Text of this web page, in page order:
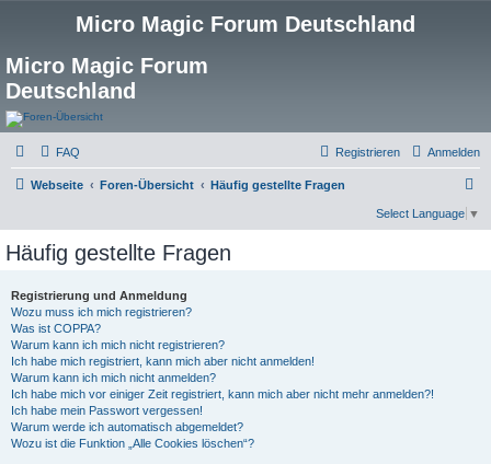
Micro Magic Forum Deutschland
Micro Magic Forum
Deutschland
FAQ Anmelden
Registrieren
Webseite Foren-Übersicht Häufig gestellte Fragen
Select Language ▼
Häufig gestellte Fragen
Registrierung und Anmeldung
Wozu muss ich mich registrieren?
Was ist COPPA?
Warum kann ich mich nicht registrieren?
Ich habe mich registriert, kann mich aber nicht anmelden!
Warum kann ich mich nicht anmelden?
Ich habe mich vor einiger Zeit registriert, kann mich aber nicht mehr anmelden?!
Ich habe mein Passwort vergessen!
Warum werde ich automatisch abgemeldet?
Wozu ist die Funktion „Alle Cookies löschen“?